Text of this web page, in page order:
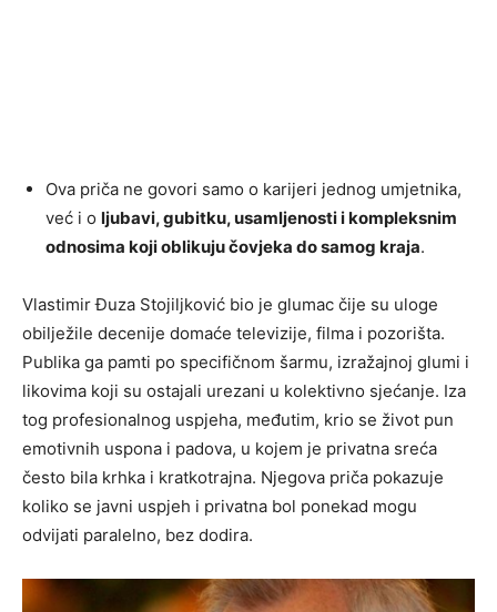
Ova priča ne govori samo o karijeri jednog umjetnika,
već i o ljubavi, gubitku, usamljenosti i kompleksnim
odnosima koji oblikuju čovjeka do samog kraja.
Vlastimir Đuza Stojiljković bio je glumac čije su uloge
obilježile decenije domaće televizije, filma i pozorišta.
Publika ga pamti po specifičnom šarmu, izražajnoj glumi i
likovima koji su ostajali urezani u kolektivno sjećanje. Iza
tog profesionalnog uspjeha, međutim, krio se život pun
emotivnih uspona i padova, u kojem je privatna sreća
često bila krhka i kratkotrajna. Njegova priča pokazuje
koliko se javni uspjeh i privatna bol ponekad mogu
odvijati paralelno, bez dodira.